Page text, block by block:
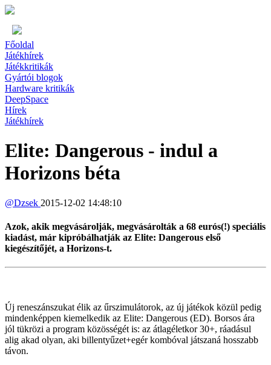
Főoldal
Játékhírek
Játékkritikák
Gyártói blogok
Hardware kritikák
DeepSpace
Hírek
Játékhírek
Elite: Dangerous - indul a
Horizons béta
@Dzsek 2015-12-02 14:48:10
Azok, akik megvásárolják, megvásárolták a 68 eurós(!) speciális
kiadást, már kipróbálhatják az Elite: Dangerous első
kiegészítőjét, a Horizons-t.
Új reneszánszukat élik az űrszimulátorok, az új játékok közül pedig
mindenképpen kiemelkedik az Elite: Dangerous (ED). Borsos ára
jól tükrözi a program közösségét is: az átlagéletkor 30+, ráadásul
alig akad olyan, aki billentyűzet+egér kombóval játszaná hosszabb
távon.